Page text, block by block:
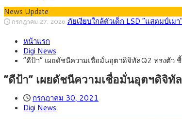
News Update
กรกฎาคม 27, 2026 กรุงศรี คาดเงินบาทสัปดาห์นี้
สิงหาคม 4, 2026
สิงหาคม 3, 2026 กรุงศรี คาดเงินบาทสัปดาห์นี้ซื้อขายใ
สิงหาคม 1, 2026 “เอกนิติ” เปิดเครื่องยนต์เศรษฐกิจให
กรกฎาคม 27, 2026 ภัยเงียบใกล้ตัวเด็ก LSD “แสตมป์เม
หน้าแรก
Digi News
“ดีป้า” เผยดัชนีความเชื่อมั่นอุตฯดิจิทัลQ2 ทรงตัว
“ดีป้า” เผยดัชนีความเชื่อมั่นอุตฯดิจิ
กรกฎาคม 30, 2021
Digi News